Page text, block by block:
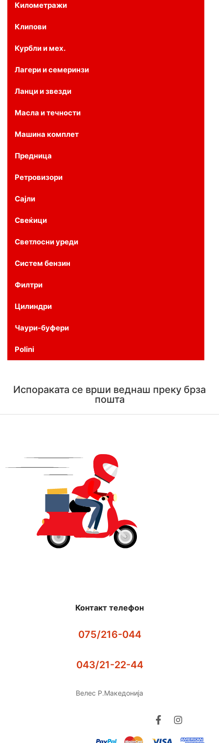
Километражи
Клипови
Курбли и мех.
Лагери и семеринзи
Ланци и звезди
Масла и течности
Машина комплет
Предница
Ретровизори
Сајли
Свеќици
Светлосни уреди
Систем бензин
Филтри
Цилиндри
Чаури-буфери
Polini
Испораката се врши веднаш преку брза
пошта
Контакт телефон
075/216-044
043/21-22-44
Велес Р.Македонија